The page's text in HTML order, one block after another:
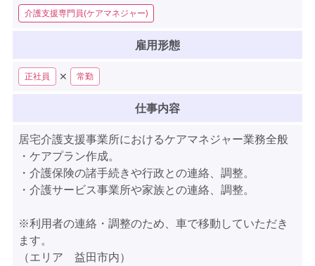
介護支援専門員(ケアマネジャー)
雇用形態
正社員 ✕ 常勤
仕事内容
居宅介護支援事業所におけるケアマネジャー業務全般
・ケアプラン作成。
・介護保険の諸手続きや行政との連絡、調整。
・介護サービス事業所や家族との連絡、調整。
※利用者の連絡・調整のため、車で移動していただき
ます。
（エリア 益田市内）